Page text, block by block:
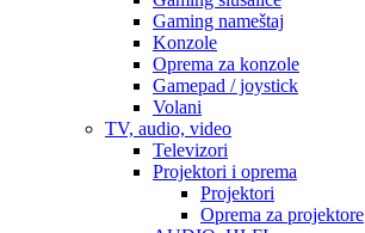
Gaming nameštaj
Konzole
Oprema za konzole
Gamepad / joystick
Volani
TV, audio, video
Televizori
Projektori i oprema
Projektori
Oprema za projektore